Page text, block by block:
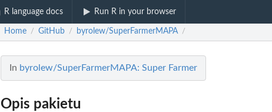
R language docs Run R in your browser
Home / GitHub / byrolew/SuperFarmerMAPA /
In byrolew/SuperFarmerMAPA: Super Farmer
Opis pakietu